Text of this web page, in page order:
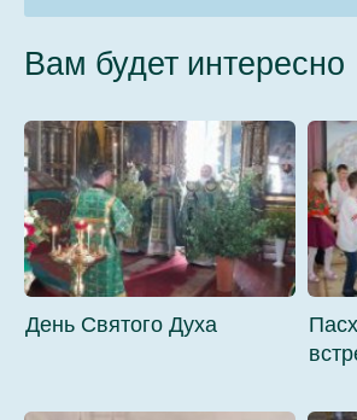
yxvcUNyH1ck
Вам будет интересно
День Святого Духа